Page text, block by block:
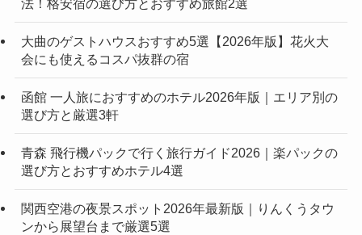
法！格安宿の選び方とおすすめ旅館2選
大曲のゲストハウスおすすめ5選【2026年版】花火大
会にも使えるコスパ抜群の宿
函館 一人旅におすすめのホテル2026年版｜エリア別の
選び方と厳選3軒
青森 飛行機パックで行く旅行ガイド2026｜楽パックの
選び方とおすすめホテル4選
関西空港の夜景スポット2026年最新版｜りんくうタウ
ンから展望台まで厳選5選